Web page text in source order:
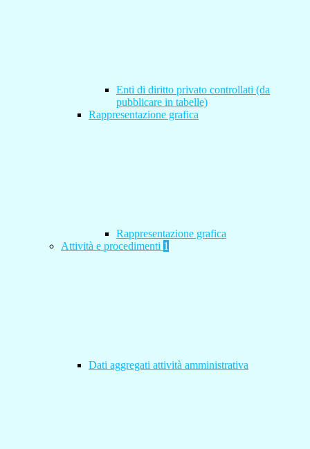
Enti di diritto privato controllati (da
pubblicare in tabelle)
Rappresentazione grafica
Rappresentazione grafica
Attività e procedimenti 1
Dati aggregati attività amministrativa